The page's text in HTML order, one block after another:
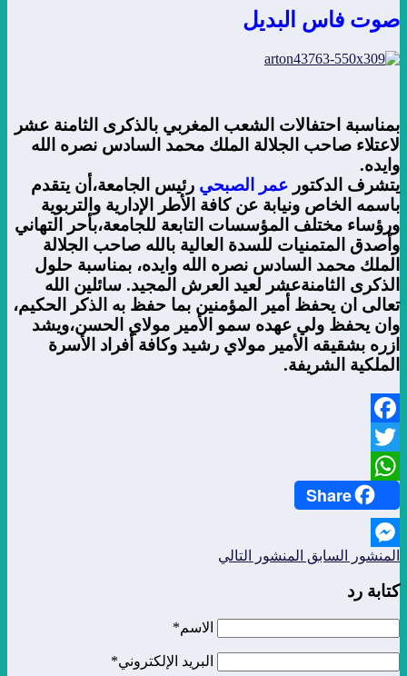
صوت فاس البديل
بمناسبة احتفالات الشعب المغربي بالذكرى الثامنة عشر
لاعتلاء صاحب الجلالة الملك محمد السادس نصره الله
وايده.
يتشرف الدكتور عمر الصبحي رئيس الجامعة،أن يتقدم
باسمه الخاص ونيابة عن كافة الأطر الإدارية والتربوية
ورؤساء مختلف المؤسسات التابعة للجامعة،بأحر التهاني
وأصدق المتمنيات للسدة العالية بالله صاحب الجلالة
الملك محمد السادس نصره الله وايده، بمناسبة حلول
الذكرى الثامنةعشر لعيد العرش المجيد. سائلين الله
تعالى ان يحفظ أمير المؤمنين بما حفظ به الذكر الحكيم،
وان يحفظ ولي عهده سمو الأمير مولاي الحسن،ويشد
ازره بشقيقه الأمير مولاي رشيد وكافة أفراد الأسرة
الملكية الشريفة.
Facebook
Twitter
WhatsApp
Share
Messenger
المنشور السابق المنشور التالي
كتابة رد
الاسم*
البريد الإلكتروني*